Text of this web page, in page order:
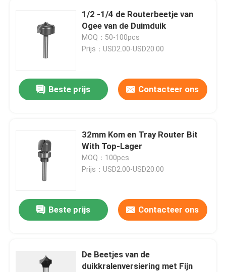
1/2 -1/4 de Routerbeetje van
Ogee van de Duimduik
MOQ：50-100pcs
Prijs：USD2.00-USD20.00
Beste prijs Contacteer ons
32mm Kom en Tray Router Bit
With Top-Lager
MOQ：100pcs
Prijs：USD2.00-USD20.00
Beste prijs Contacteer ons
De Beetjes van de
duikkralenversiering met Fijn